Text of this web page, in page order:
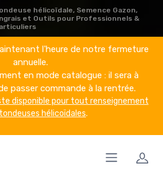
hélicoïdale, Semence Gazon,
et Outils pour Professionnels &
l'heure de notre fermeture
annuelle.
en mode catalogue : il sera à
passer commande à la rentrée.
disponible pour tout renseignement
hélicoïdales.